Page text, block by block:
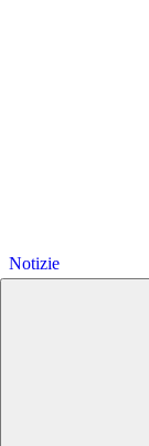
Notizie
Questo sito o gli
cookie necessari
In questa